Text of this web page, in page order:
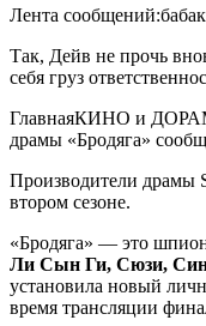
Лента сообщений:ба
Так, Дейв не прочь
себя груз
ГлавнаяКИНО и
драмы «Бродяга»
Производители драмы
втором сезоне.
«Бродяга» — это
Ли Сын Ги, Сюзи,
установила новый
время трансляции